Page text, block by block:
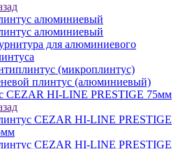
алюминиевый
алюминиевый
для алюминиевого
(микроплинтус)
плинтус (алюминиевый)
CEZAR HI-LINE PRESTIGE 75мм
CEZAR HI-LINE PRESTIGE
CEZAR HI-LINE PRESTIGE